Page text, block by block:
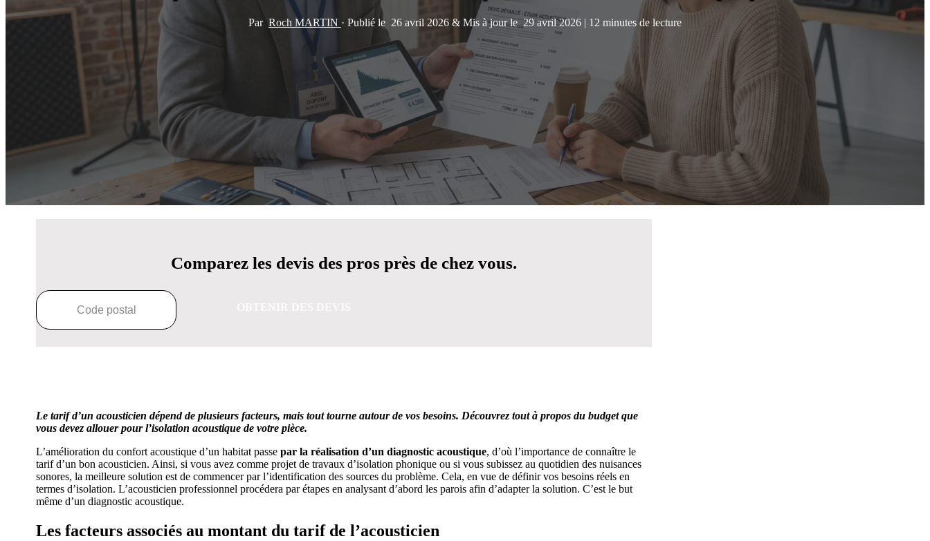
Par Roch MARTIN · Publié le 26 avril 2026 & Mis à jour le29 avril 2026 | 12 minutes de lecture
Comparez les devis des pros près de chez vous.
Le tarif d’un acousticien dépend de plusieurs facteurs, mais tout tourne autour de vos besoins. Découvrez tout à propos du budget que
vous devez allouer pour l’isolation acoustique de votre pièce.
L’amélioration du confort acoustique d’un habitat passe par la réalisation d’un diagnostic acoustique, d’où l’importance de connaître le
tarif d’un bon acousticien. Ainsi, si vous avez comme projet de travaux d’isolation phonique ou si vous subissez au quotidien des nuisances
sonores, la meilleure solution est de commencer par l’identification des sources du problème. Cela, en vue de définir vos besoins réels en
termes d’isolation. L’acousticien professionnel procédera par étapes en analysant d’abord les parois afin d’adapter la solution. C’est le but
même d’un diagnostic acoustique.
Les facteurs associés au montant du tarif de l’acousticien